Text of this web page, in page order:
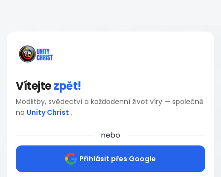
Vítejtezpět!
Modlitby, svědectví a každodenní život víry — společně
na Unity Christ .
nebo
Přihlásit přes Google